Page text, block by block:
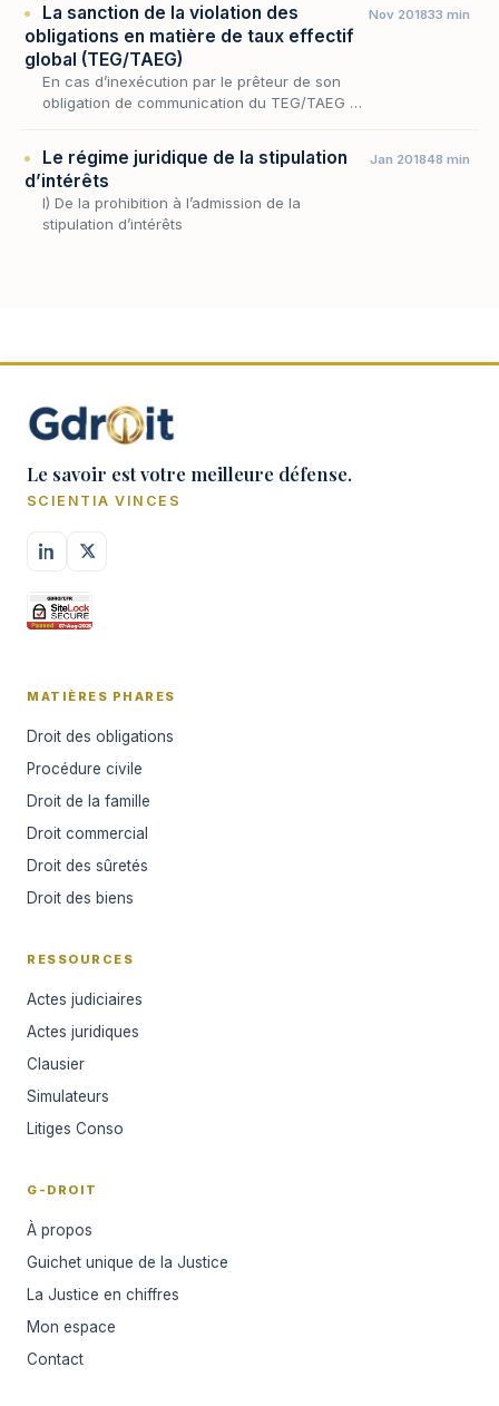
duque…
La sanction de la violation des
obligations en matière de taux effectif
global (TEG/TAEG)
En cas d’inexécution par le prêteur de son
obligation de communication du TEG/TAEG à
oblig…
Nov 201833 min
Le régime juridique de la stipulation
d’intérêts
I) De la prohibition à l’admission de la
stipulation d’intérêts
Jan 201848 min
Le savoir est votre meilleure défense.
SCIENTIA VINCES
MATIÈRES PHARES
Droit des obligations
Procédure civile
Droit de la famille
Droit commercial
Droit des sûretés
Droit des biens
RESSOURCES
Actes judiciaires
Actes juridiques
Clausier
Simulateurs
Litiges Conso
G-DROIT
À propos
Guichet unique de la Justice
La Justice en chiffres
Mon espace
Contact